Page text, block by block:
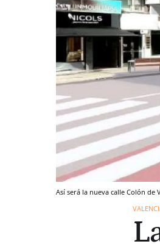
Así será la nueva calle Colón de